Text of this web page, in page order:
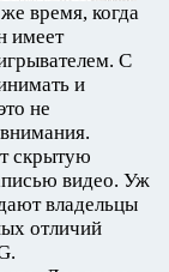
время, когда
имеет
С
и
не
скрытую
видео. Уж
владельцы
отличий